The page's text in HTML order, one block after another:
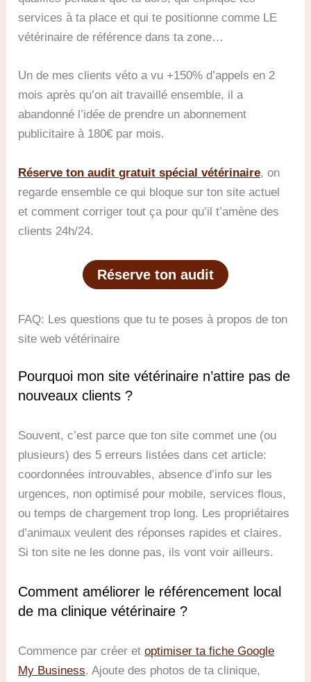
services à ta place et qui te positionne comme LE
vétérinaire de référence dans ta zone…
Un de mes clients véto a vu +150% d’appels en 2
mois après qu’on ait travaillé ensemble, il a
abandonné l’idée de prendre un abonnement
publicitaire à 180€ par mois.
Réserve ton audit gratuit spécial vétérinaire, on
regarde ensemble ce qui bloque sur ton site actuel
et comment corriger tout ça pour qu’il t’amène des
clients 24h/24.
Réserve ton audit
FAQ: Les questions que tu te poses à propos de ton
site web vétérinaire
Pourquoi mon site vétérinaire n’attire pas de
nouveaux clients ?
Souvent, c’est parce que ton site commet une (ou
plusieurs) des 5 erreurs listées dans cet article:
coordonnées introuvables, absence d’info sur les
urgences, non optimisé pour mobile, services flous,
ou temps de chargement trop long. Les propriétaires
d’animaux veulent des réponses rapides et claires.
Si ton site ne les donne pas, ils vont voir ailleurs.
Comment améliorer le référencement local
de ma clinique vétérinaire ?
Commence par créer etoptimiser ta fiche Google
My Business. Ajoute des photos de ta clinique,